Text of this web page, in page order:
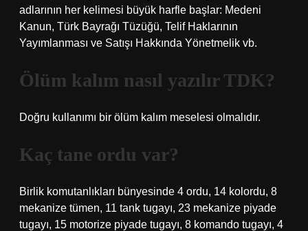
adlarının her kelimesi büyük harfle başlar: Medeni
Kanun, Türk Bayrağı Tüzüğü, Telif Haklarının
Yayımlanması ve Satışı Hakkında Yönetmelik vb.
Ölüm kalım nasıl yazılır TDK?
Doğru kullanımı bir ölüm kalım meselesi olmalıdır.
Kaç tane ordu var?
Birlik komutanlıkları bünyesinde 4 ordu, 14 kolordu, 8
mekanize tümen, 11 tank tugayı, 23 mekanize piyade
tugayı, 15 motorize piyade tugayı, 8 komando tugayı, 4